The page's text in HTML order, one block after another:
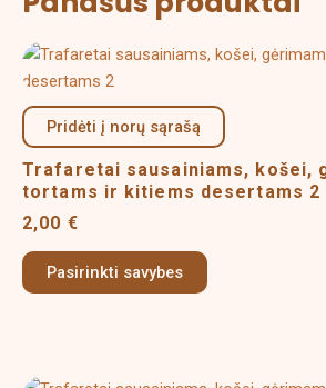
Pridėti į norų sąrašą
Trafaretai sausainiams, košei,
tortams ir kitiems desertams 2
2,00 €
Pasirinkti savybes
This
has
variants.
The
be
chosen